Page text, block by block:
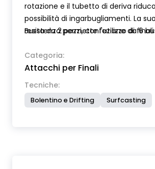
rotazione e il tubetto di deriva
possibilità di ingarbugliamenti. La
resistenza permette l'utilizzo di
Busta da 2 pezzi, confezione da 6
Categoria:
Attacchi per Finali
Tecniche:
Bolentino e Drifting Surfcasting